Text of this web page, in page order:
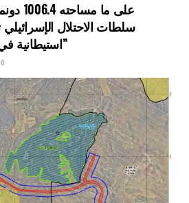
على ما مساحته 1006.4 دونما من أراضي بلدة يانون
استيطانية في الضفة الغربية المحتلة”
0